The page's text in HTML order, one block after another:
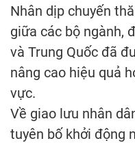
Nhân dịp chuyến
giữa các bộ ngành,
và Trung Quốc đã
nâng cao hiệu quả
vực.
Về giao lưu nhân
tuyên bố khởi động